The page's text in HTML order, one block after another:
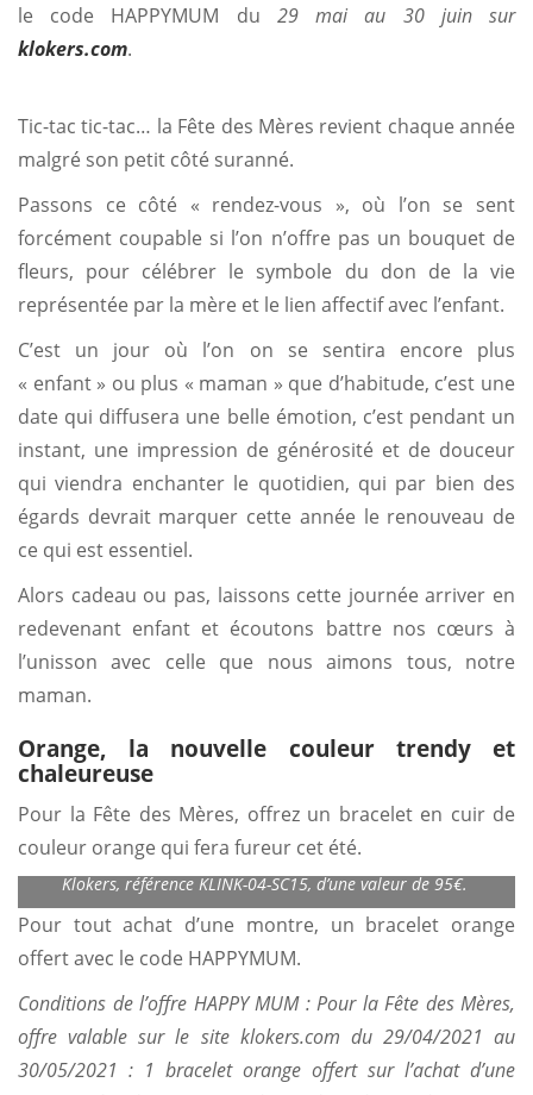
le code HAPPYMUM du 29 mai au 30 juin sur
klokers.com.
Tic-tac tic-tac… la Fête des Mères revient chaque année
malgré son petit côté suranné.
Passons ce côté « rendez-vous », où l’on se sent
forcément coupable si l’on n’offre pas un bouquet de
fleurs, pour célébrer le symbole du don de la vie
représentée par la mère et le lien affectif avec l’enfant.
C’est un jour où l’on on se sentira encore plus
« enfant » ou plus « maman » que d’habitude, c’est une
date qui diffusera une belle émotion, c’est pendant un
instant, une impression de générosité et de douceur
qui viendra enchanter le quotidien, qui par bien des
égards devrait marquer cette année le renouveau de
ce qui est essentiel.
Alors cadeau ou pas, laissons cette journée arriver en
redevenant enfant et écoutons battre nos cœurs à
l’unisson avec celle que nous aimons tous, notre
maman.
Orange, la nouvelle couleur trendy et
chaleureuse
Pour la Fête des Mères, offrez un bracelet en cuir de
couleur orange qui fera fureur cet été.
Bracelet de forme droite, en cuir véritable, largeur 18mm,
interchangeable et compatible avec l’ensemble des montres
Klokers, référence KLINK-04-SC15, d’une valeur de 95€.
Pour tout achat d’une montre, un bracelet orange
offert avec le code HAPPYMUM.
Conditions de l’offre HAPPY MUM : Pour la Fête des Mères,
offre valable sur le site klokers.com du 29/04/2021 au
30/05/2021 : 1 bracelet orange offert sur l’achat d’une